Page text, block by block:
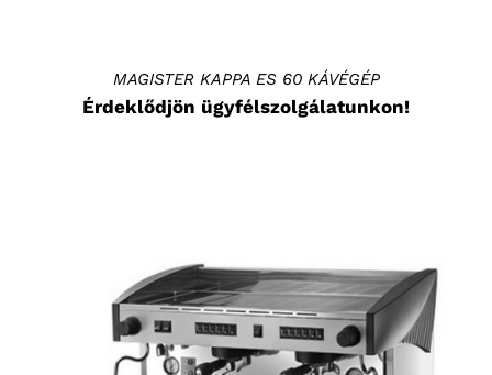
MAGISTER KAPPA ES 60 KÁVÉGÉP
Érdeklődjön ügyfélszolgálatunkon!